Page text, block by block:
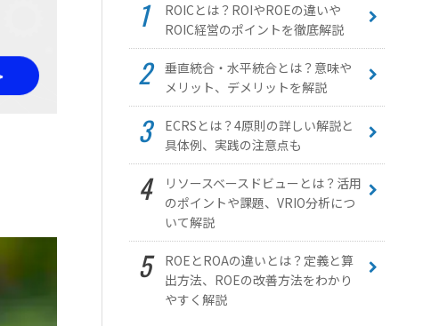
ROICとは？ROIやROEの違いや
ROIC経営のポイントを徹底解説
垂直統合・水平統合とは？意味や
メリット、デメリットを解説
ECRSとは？4原則の詳しい解説と
具体例、実践の注意点も
リソースベースドビューとは？活用
のポイントや課題、VRIO分析につ
いて解説
ROEとROAの違いとは？定義と算
出方法、ROEの改善方法をわかり
やすく解説